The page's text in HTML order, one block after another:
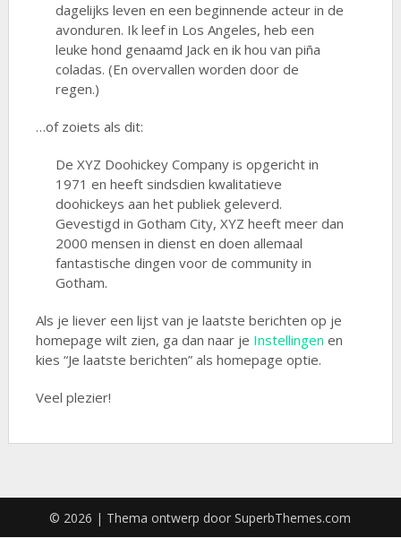
dagelijks leven en een beginnende acteur in de
avonduren. Ik leef in Los Angeles, heb een
leuke hond genaamd Jack en ik hou van piña
coladas. (En overvallen worden door de
regen.)
…of zoiets als dit:
De XYZ Doohickey Company is opgericht in
1971 en heeft sindsdien kwalitatieve
doohickeys aan het publiek geleverd.
Gevestigd in Gotham City, XYZ heeft meer dan
2000 mensen in dienst en doen allemaal
fantastische dingen voor de community in
Gotham.
Als je liever een lijst van je laatste berichten op je
homepage wilt zien, ga dan naar je Instellingen en
kies “Je laatste berichten” als homepage optie.
Veel plezier!
© 2026 | Thema ontwerp doorSuperbThemes.com